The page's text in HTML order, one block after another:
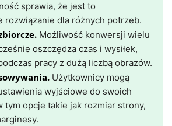
sprawia, że jest to
rozwiązanie dla różnych potrzeb.
Możliwość konwersji wielu
oszczędza czas i wysiłek,
pracy z dużą liczbą obrazów.
Użytkownicy mogą
wyjściowe do swoich
tym opcje takie jak rozmiar strony,